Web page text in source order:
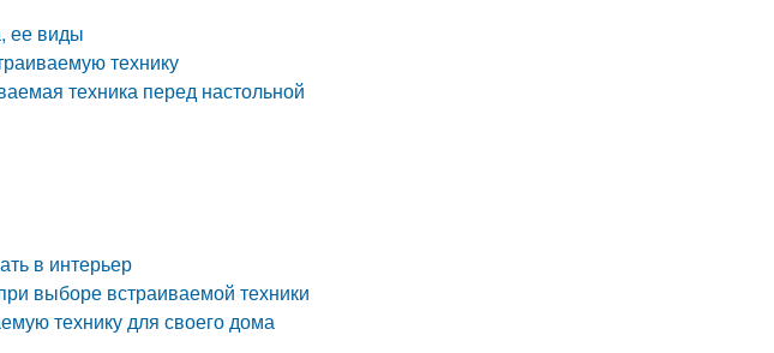
ее виды
технику
техника перед настольной
в интерьер
выборе встраиваемой техники
технику для своего дома